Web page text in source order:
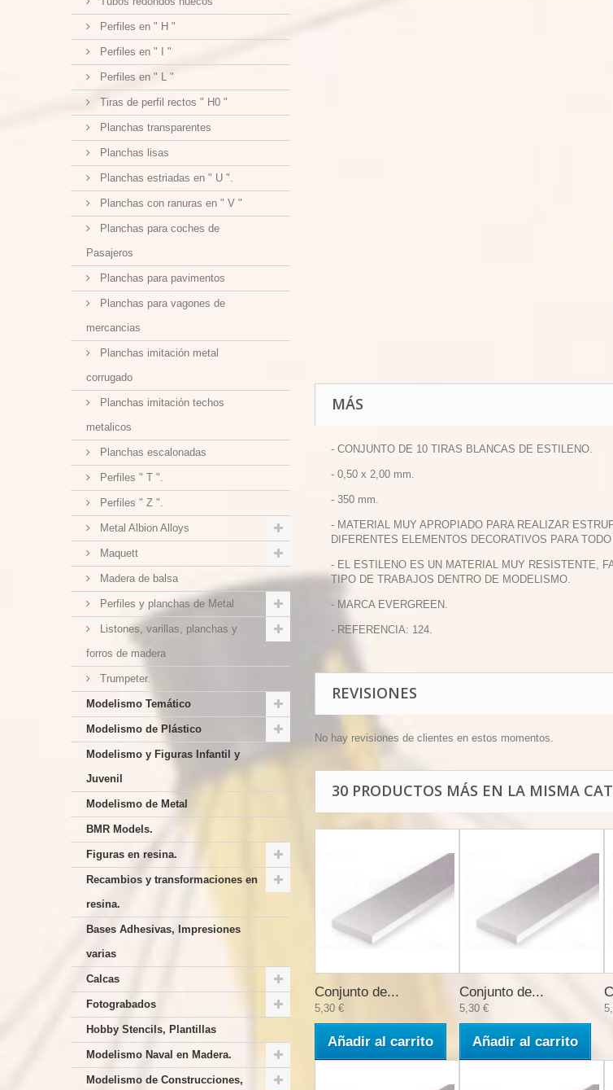
Perfiles en " H "
Perfiles en " I "
Perfiles en " L "
Tiras de perfil rectos " H0 "
Planchas transparentes
Planchas lisas
Planchas estriadas en " U ".
Planchas con ranuras en " V "
Planchas para coches de
Pasajeros
Planchas para pavimentos
Planchas para vagones de
mercancias
Planchas imitación metal
corrugado
Planchas imitación techos
metalicos
Planchas escalonadas
Perfiles " T ".
Perfiles " Z ".
Metal Albion Alloys
Maquett
Madera de balsa
Perfiles y planchas de Metal
Listones, varillas, planchas y
forros de madera
Trumpeter.
Modelismo Temático
Modelismo de Plástico
Modelismo y Figuras Infantil y
Juvenil
Modelismo de Metal
BMR Models.
Figuras en resina.
Recambios y transformaciones en
resina.
Bases Adhesivas, Impresiones
varias
Calcas
Fotograbados
Hobby Stencils, Plantillas
Modelismo Naval en Madera.
Modelismo de Construcciones,
MÁS
- CONJUNTO DE 10 TIRAS BLANCAS DE ESTILENO.
- 0,50 x 2,00 mm.
- 350 mm.
- MATERIAL MUY APROPIADO PARA REALIZAR
DIFERENTES ELEMENTOS DECORATIVOS PARA
- EL ESTILENO ES UN MATERIAL MUY RESISTENTE,
TIPO DE TRABAJOS DENTRO DE MODELISMO.
- MARCA EVERGREEN.
- REFERENCIA: 124.
REVISIONES
No hay revisiones de clientes en estos momentos.
30 PRODUCTOS MÁS EN LA MISMA
Conjunto de...
5,30 €
Añadir al carrito
Conjunto de...
5,30 €
Añadir al carrito